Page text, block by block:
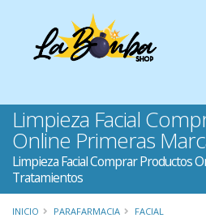
Limpieza Facial
Online Primeras
Limpieza Facial Comprar Productos
Tratamientos
INICIO PARAFARMACIA
FACIAL